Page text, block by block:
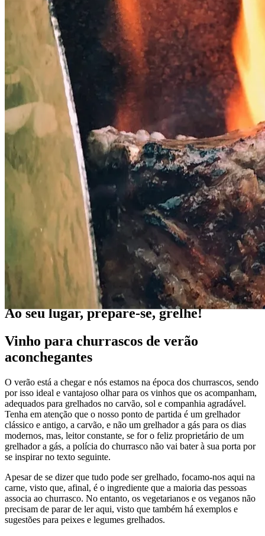
Louco por vinho
Ao seu lugar, prepare-se, grelhe!
Vinho para churrascos de verão
aconchegantes
O verão está a chegar e nós estamos na época dos churrascos, sendo
por isso ideal e vantajoso olhar para os vinhos que os acompanham,
adequados para grelhados no carvão, sol e companhia agradável.
Tenha em atenção que o nosso ponto de partida é um grelhador
clássico e antigo, a carvão, e não um grelhador a gás para os dias
modernos, mas, leitor constante, se for o feliz proprietário de um
grelhador a gás, a polícia do churrasco não vai bater à sua porta por
se inspirar no texto seguinte.
Apesar de se dizer que tudo pode ser grelhado, focamo-nos aqui na
carne, visto que, afinal, é o ingrediente que a maioria das pessoas
associa ao churrasco. No entanto, os vegetarianos e os veganos não
precisam de parar de ler aqui, visto que também há exemplos e
sugestões para peixes e legumes grelhados.